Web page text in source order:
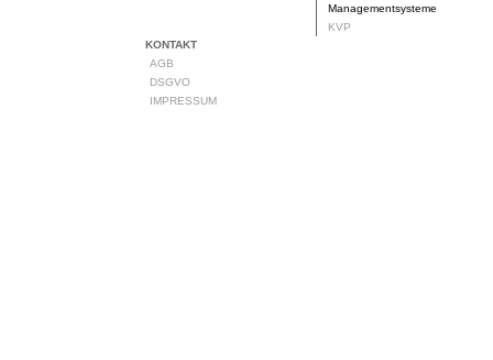
Managementsysteme
KVP
KONTAKT
AGB
DSGVO
IMPRESSUM